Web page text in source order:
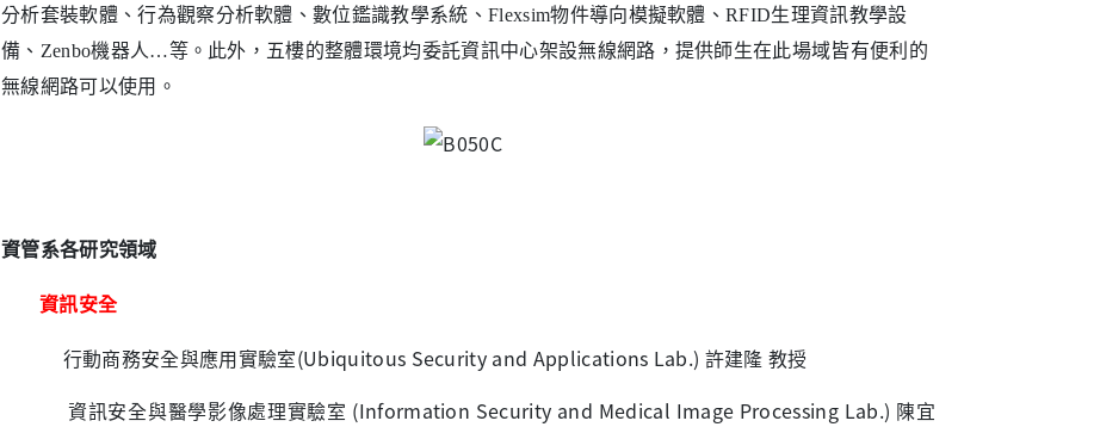
分析套裝軟體、行為觀察分析軟體、數位鑑識教學系統、Flexsim物件導向模擬軟體、RFID生理資訊教學設
備、Zenbo機器人…等。此外，五樓的整體環境均委託資訊中心架設無線網路，提供師生在此場域皆有便利的
無線網路可以使用。
資管系各研究領域
資訊安全
行動商務安全與應用實驗室(Ubiquitous Security and Applications Lab.) 許建隆 教授
資訊安全與醫學影像處理實驗室 (Information Security and Medical Image Processing Lab.) 陳宜